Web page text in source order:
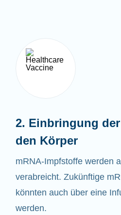
2. Einbringung
den Körper
mRNA-Impfstoffe werden
verabreicht. Zukünftige
könnten auch über eine
werden.